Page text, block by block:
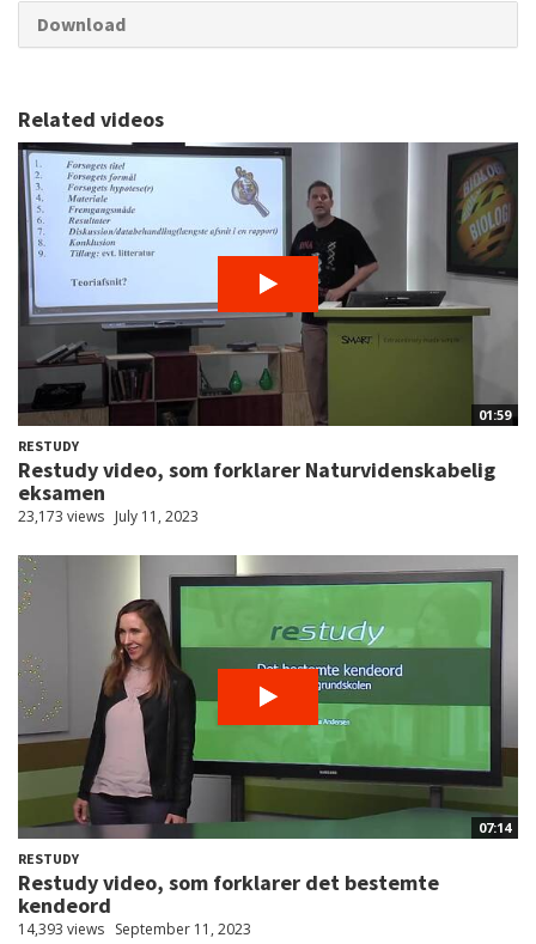
Download
Related videos
01:59
RESTUDY
Restudy video, som forklarer Naturvidenskabelig
eksamen
23,173 views July 11, 2023
07:14
RESTUDY
Restudy video, som forklarer det bestemte
kendeord
14,393 views September 11, 2023